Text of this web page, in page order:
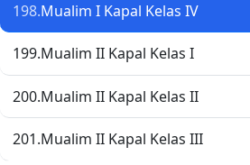
198.Mualim I Kapal Kelas IV
199.Mualim II Kapal Kelas I
200.Mualim II Kapal Kelas II
201.Mualim II Kapal Kelas III